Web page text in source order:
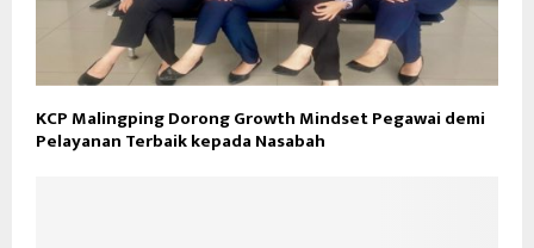
KCP Malingping Dorong Growth Mindset Pegawai demi
Pelayanan Terbaik kepada Nasabah